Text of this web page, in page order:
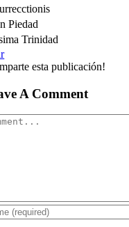
Piedad
Trinidad
esta publicación!
A Comment